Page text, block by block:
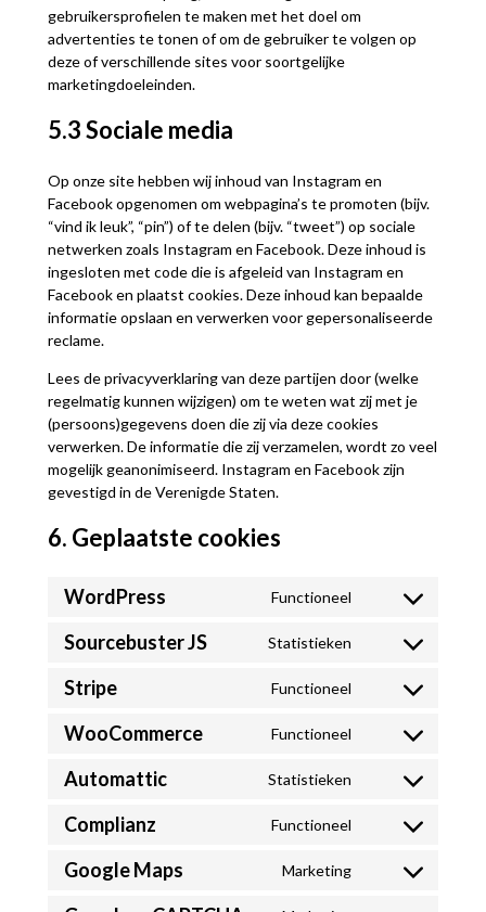
gebruikersprofielen te maken met het doel om
advertenties te tonen of om de gebruiker te volgen op
deze of verschillende sites voor soortgelijke
marketingdoeleinden.
5.3 Sociale media
Op onze site hebben wij inhoud van Instagram en
Facebook opgenomen om webpagina’s te promoten (bijv.
“vind ik leuk”, “pin”) of te delen (bijv. “tweet”) op sociale
netwerken zoals Instagram en Facebook. Deze inhoud is
ingesloten met code die is afgeleid van Instagram en
Facebook en plaatst cookies. Deze inhoud kan bepaalde
informatie opslaan en verwerken voor gepersonaliseerde
reclame.
Lees de privacyverklaring van deze partijen door (welke
regelmatig kunnen wijzigen) om te weten wat zij met je
(persoons)gegevens doen die zij via deze cookies
verwerken. De informatie die zij verzamelen, wordt zo veel
mogelijk geanonimiseerd. Instagram en Facebook zijn
gevestigd in de Verenigde Staten.
6. Geplaatste cookies
WordPress Functioneel
Consent
service
Sourcebuster JS Statistieken
Consent
service
Stripe Functioneel
Consent
service
WooCommerce Functioneel
Consent
service
Automattic Statistieken
Consent
service
Complianz Functioneel
Consent
service
Google Maps Marketing
Consent